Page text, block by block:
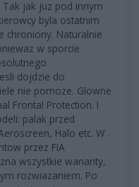
jak juz pod innym
byla ostatnim
chroniony. Naturalnie
w sporcie
dojdzie do
nie pomoze. Glowne
Frontal Protection. I
palak przed
Halo etc. W
przez FIA
wszystkie warianty,
rozwiazaniem. Po